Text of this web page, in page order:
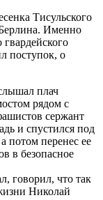
Тисульского
Именно
поступок, о
плач
рядом с
сержант
и спустился под
потом перенес ее
в безопасное
говорил, что так
Николай